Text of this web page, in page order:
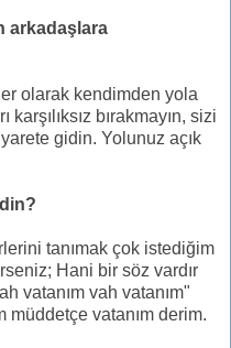
arkadaşlara
olarak kendimden yola
bırakmayın, sizi
gidin. Yolunuz açık
tanımak çok istediğim
Hani bir söz vardır
vatanım vah vatanım"
müddetçe vatanım derim.